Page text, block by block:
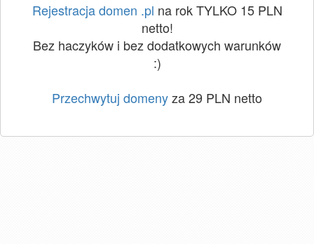
Rejestracja domen .pl na rok TYLKO 15 PLN
netto!
Bez haczyków i bez dodatkowych warunków
:)
Przechwytuj domenyza 29 PLN netto